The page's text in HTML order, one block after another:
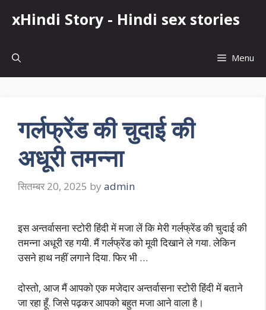
xHindi Story - Hindi sex stories
Menu
गर्लफ्रेंड की चुदाई की
अधूरी तमन्ना
सितम्बर 20, 2025 by admin
इस अन्तर्वासना स्टोरी हिंदी में मजा लें कि मेरी गर्लफ्रेंड की चुदाई की
तमन्ना अधूरी रह गयी. मैं गर्लफ्रेंड को मूवी दिखाने ले गया. लेकिन
उसने हाथ नहीं लगाने दिया. फिर भी …
दोस्तो, आज मैं आपको एक मजेदार अन्तर्वासना स्टोरी हिंदी में बताने
जा रहा हूँ. जिसे पढ़कर आपको बहुत मजा आने वाला है।